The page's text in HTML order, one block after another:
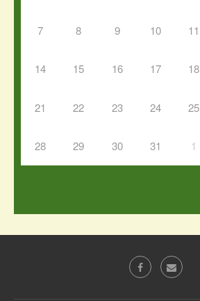
7 8 9 10 11
14 15 16 17 18
21 22 23 24 25
28 29 30 31 1